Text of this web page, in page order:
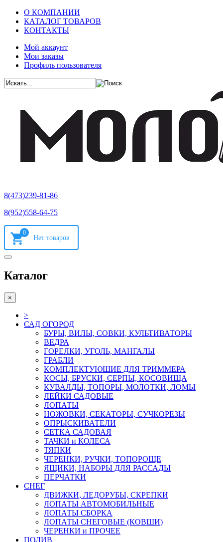
О КОМПАНИИ
КАТАЛОГ ТОВАРОВ
КОНТАКТЫ
Мой аккаунт
Мои заказы
Профиль пользователя
8(473)239-81-86
8(952)558-64-75
0
Каталог
×
>
САД ОГОРОД
БУРЫ, ВИЛЫ, СОВКИ, КУЛЬТИВАТОРЫ
ВЕДРА
ГОРЕЛКИ, УГОЛЬ, МАНГАЛЫ
ГРАБЛИ
КОМПЛЕКТУЮШИЕ ДЛЯ ТРИММЕРА
КОСЫ, БРУСКИ, СЕРПЫ, КОСОВИЩА
КУВАЛДЫ, ТОПОРЫ, МОЛОТКИ, ЛОМЫ
ЛЕЙКИ САДОВЫЕ
ЛОПАТЫ
НОЖОВКИ, СЕКАТОРЫ, СУЧКОРЕЗЫ
ОПРЫСКИВАТЕЛИ
СЕТКА САДОВАЯ
ТАЧКИ и КОЛЕСА
ТЯПКИ
ЧЕРЕНКИ, РУЧКИ, ТОПОРОЩЕ
ЯЩИКИ, НАБОРЫ ДЛЯ РАССАДЫ
ПЕРЧАТКИ
СНЕГ
ДВИЖКИ, ЛЕДОРУБЫ, СКРЕПКИ
ЛОПАТЫ АВТОМОБИЛЬНЫЕ
ЛОПАТЫ СБОРКА
ЛОПАТЫ СНЕГОВЫЕ (КОВШИ)
ЧЕРЕНКИ и ПРОЧЕЕ
ПОЛИВ